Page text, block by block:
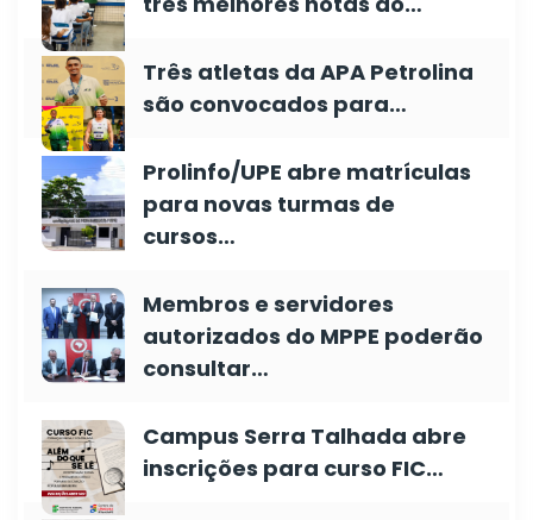
Três atletas da APA Petrolina
são convocados para…
Prolinfo/UPE abre matrículas
para novas turmas de
cursos…
Membros e servidores
autorizados do MPPE poderão
consultar…
Campus Serra Talhada abre
inscrições para curso FIC…